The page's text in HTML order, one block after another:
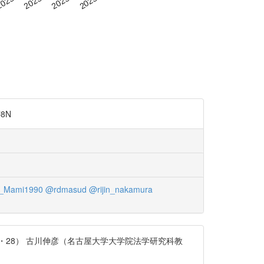
@rdmasud @rijin_nakamura
） 古川伸彦（名古屋大学大学院法学研究科教